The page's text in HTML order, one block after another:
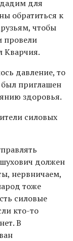
для
обратиться к
чтобы
провели
Кварчия.
давление, то
был приглашен
здоровья.
силовых
должен
нервничаем,
тоже
силовые
кто-то
В